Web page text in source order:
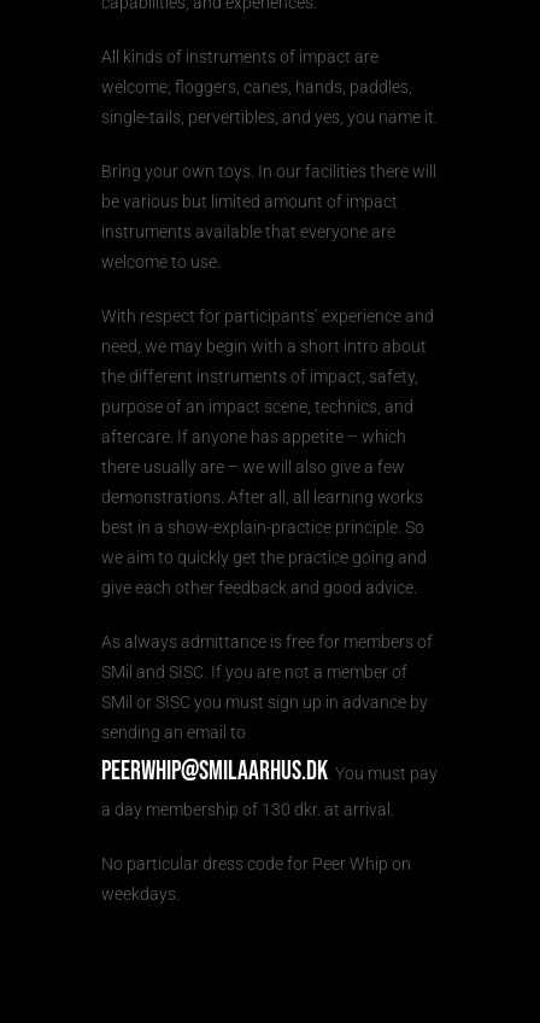
All kinds of instruments of impact are
welcome; floggers, canes, hands, paddles,
single-tails, pervertibles, and yes, you name it.
Bring your own toys. In our facilities there will
be various but limited amount of impact
instruments available that everyone are
welcome to use.
With respect for participants’ experience and
need, we may begin with a short intro about
the different instruments of impact, safety,
purpose of an impact scene, technics, and
aftercare. If anyone has appetite – which
there usually are – we will also give a few
demonstrations. After all, all learning works
best in a show-explain-practice principle. So
we aim to quickly get the practice going and
give each other feedback and good advice.
As always admittance is free for members of
SMil and SISC. If you are not a member of
SMil or SISC you must sign up in advance by
sending an email to
PeerWhip@SMilAarhus.dk . You must pay
a day membership of 130 dkr. at arrival.
No particular dress code for Peer Whip on
weekdays.